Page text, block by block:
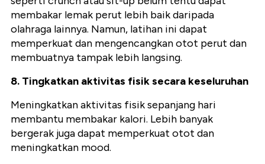
membakar lemak perut lebih baik daripada
olahraga lainnya. Namun, latihan ini dapat
memperkuat dan mengencangkan otot perut dan
membuatnya tampak lebih langsing.
8. Tingkatkan aktivitas fisik secara keseluruhan
Meningkatkan aktivitas fisik sepanjang hari
membantu membakar kalori. Lebih banyak
bergerak juga dapat memperkuat otot dan
meningkatkan mood.